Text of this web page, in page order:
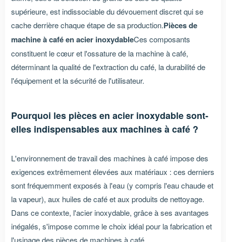
supérieure, est indissociable du dévouement discret qui se
cache derrière chaque étape de sa production.Pièces de
machine à café en acier inoxydableCes composants
constituent le cœur et l'ossature de la machine à café,
déterminant la qualité de l'extraction du café, la durabilité de
l'équipement et la sécurité de l'utilisateur.
Pourquoi les pièces en acier inoxydable sont-
elles indispensables aux machines à café ?
L'environnement de travail des machines à café impose des
exigences extrêmement élevées aux matériaux : ces derniers
sont fréquemment exposés à l'eau (y compris l'eau chaude et
la vapeur), aux huiles de café et aux produits de nettoyage.
Dans ce contexte, l'acier inoxydable, grâce à ses avantages
inégalés, s'impose comme le choix idéal pour la fabrication et
l'usinage des pièces de machines à café.